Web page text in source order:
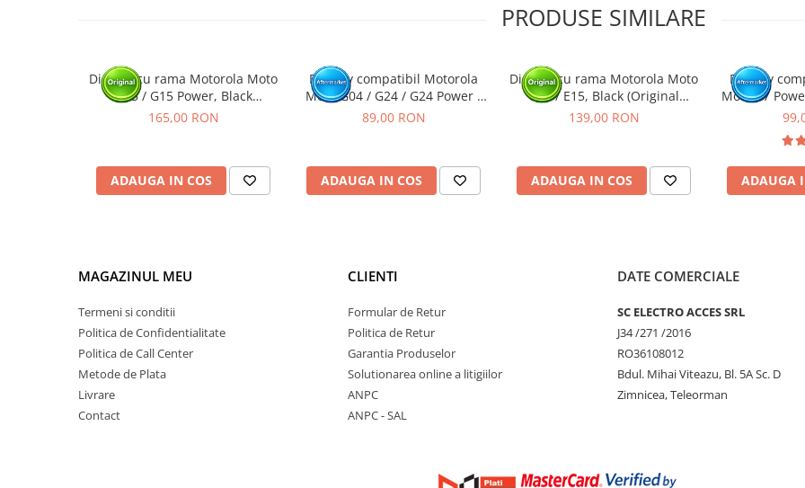
PRODUSE SIMILARE
Display cu rama Motorola Moto
G15 / G15 Power, Black
(Original Service Pack)
165,00 RON
ADAUGA IN COS
Display compatibil Motorola
Moto G04 / G24 / G24 Power /
G04S / E14
89,00 RON
ADAUGA IN COS
Display cu rama Motorola Moto
G05 / E15, Black (Original
Service Pack)
139,00 RON
ADAUGA IN COS
Display
Moto E7
-
ADAUGA
MAGAZINUL MEU
Termeni si conditii
Politica de Confidentialitate
Politica de Call Center
Metode de Plata
Livrare
Contact
CLIENTI
Formular de Retur
Politica de Retur
Garantia Produselor
Solutionarea online a litigiilor
ANPC
ANPC - SAL
DATE COMERCIALE
SC ELECTRO ACCES SRL
J34 /271 /2016
RO36108012
Bdul. Mihai Viteazu, Bl. 5A Sc. D
Zimnicea, Teleorman